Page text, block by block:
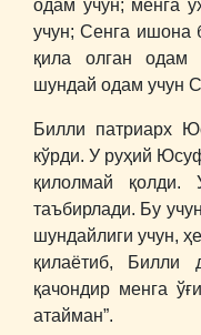
одам учун; менга
учун; Сенга ишона
қила олган одам
шундай одам учун
Билли патриарх
кўрди. У руҳий
қилолмай қолди.
таъбирлади. Бу
шундайлиги учун,
қилаётиб,
қачондир менга
атайман”.